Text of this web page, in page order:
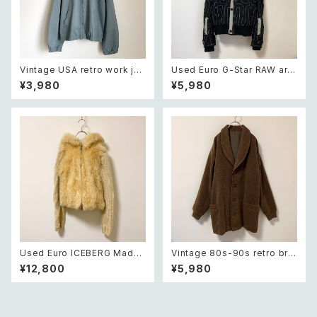
Vintage USA retro work jac
ket レトロ アメリカ ヴィンテー
ジ 古着 ワーク ジャケット レデ
ィース
¥3,980
Used Euro G-Star RAW arti
stic embroidery black jack
et レトロ ユーロ ユーズド 古着
ジースターロゥ アーティスティッ
¥5,980
Used Euro ICEBERG Made i
n ITALY fur×knit off white
wool hoodie jacket レトロ
ユーロ ユーズド 古着 アイスバ
¥12,800
Vintage 80s-90s retro bro
wn herringbone classical d
esign coat レトロ ヴィンテー
ジ 古着 ブラウン 茶色 ヘリンボ
¥5,980